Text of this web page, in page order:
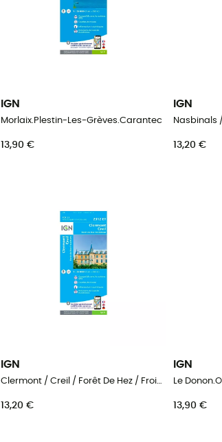
IGN
Morlaix.Plestin-Les-Grèves.Carantec
13,90 €
IGN
Nasbinals
13,20 €
IGN
Clermont / Creil / Forêt De Hez / Froidmont
13,20 €
IGN
13,90 €